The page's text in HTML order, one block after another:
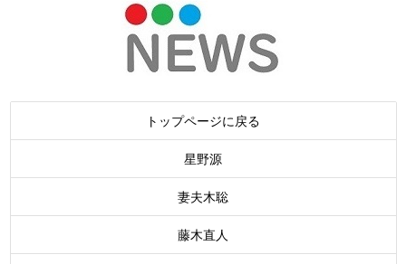
トップページに戻る
星野源
妻夫木聡
藤木直人